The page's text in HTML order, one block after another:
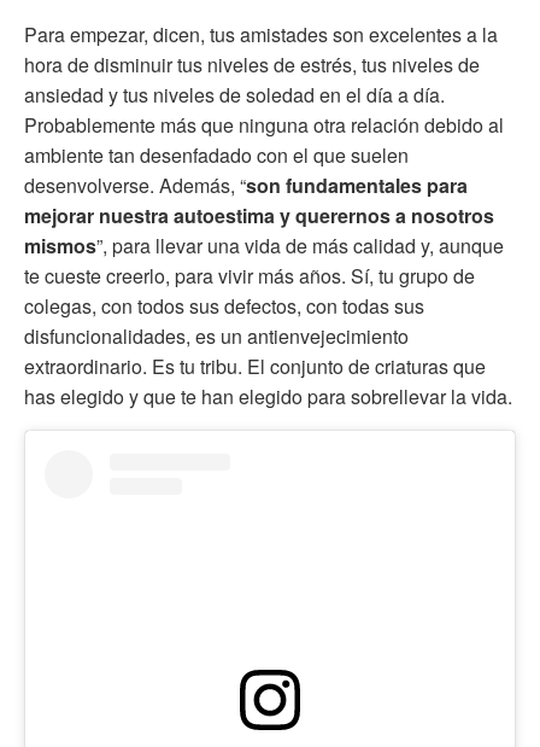
Para empezar, dicen, tus amistades son excelentes a la
hora de disminuir tus niveles de estrés, tus niveles de
ansiedad y tus niveles de soledad en el día a día.
Probablemente más que ninguna otra relación debido al
ambiente tan desenfadado con el que suelen
desenvolverse. Además, “son fundamentales para
mejorar nuestra autoestima y querernos a nosotros
mismos”, para llevar una vida de más calidad y, aunque
te cueste creerlo, para vivir más años. Sí, tu grupo de
colegas, con todos sus defectos, con todas sus
disfuncionalidades, es un antienvejecimiento
extraordinario. Es tu tribu. El conjunto de criaturas que
has elegido y que te han elegido para sobrellevar la vida.